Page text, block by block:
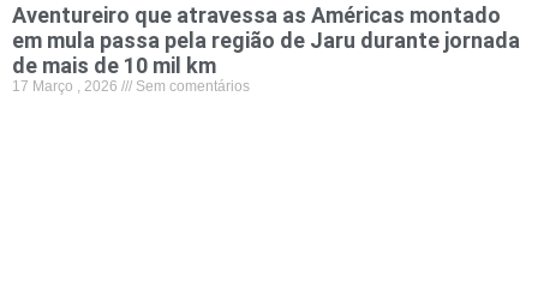
Aventureiro que atravessa as Américas montado
em mula passa pela região de Jaru durante jornada
de mais de 10 mil km
17 Março , 2026 Sem comentários